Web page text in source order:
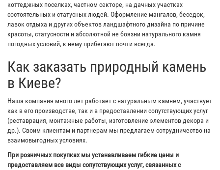
коттеджных поселках, частном секторе, на дачных участках
состоятельных и статусных людей. Оформление мангалов, беседок,
лавок отдыха и других объектов ландшафтного дизайна по причине
красоты, статусности и абсолютной не боязни натурального камня
погодных условий, к нему прибегают почти всегда.
Как заказать природный камень
в Киеве?
Наша компания много лет работает с натуральным камнем, участвует
как в его производстве, так и в предоставлении сопутствующих услуг
(реставрация, монтажные работы, изготовление элементов декора и
др.). Своим клиентам и партнерам мы предлагаем сотрудничество на
взаимовыгодных условиях.
При розничных покупках мы устанавливаем гибкие цены и
предоставляем все виды сопутствующих услуг, связанных с